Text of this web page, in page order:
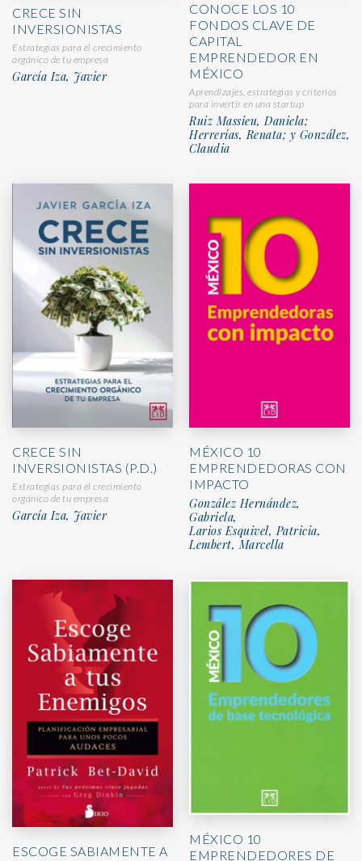
CRECE SIN
INVERSIONISTAS
Estrategias para el crecimiento
orgánico de tu empresa
García Iza, Javier
CONOCE LOS 10
FONDOS CLAVE DE
CAPITAL
EMPRENDEDOR EN
MÉXICO
Aprendizajes, estrategias y criterios
para invertir en una startup
Ruiz Massieu, Daniela;
Herrerías, Renata; y González,
Claudia
CRECE SIN
INVERSIONISTAS (P.D.)
Estrategias para el crecimiento
orgánico de tu empresa
García Iza, Javier
MÉXICO 10
EMPRENDEDORAS CON
IMPACTO
González Hernández,
Gabriela,
Larios Esquivel, Patricia,
Lembert, Marcella
ESCOGE SABIAMENTE A
MÉXICO 10
EMPRENDEDORES DE